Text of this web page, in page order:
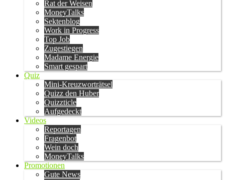
Rat der Weisen
MoneyTalks
Sektenblog
Work in Progress
Top Job
Zugestiegen
Madame Energie
Smart gespart
Quiz
Mini-Kreuzworträtsel
Quizz den Huber
Quizzticle
Aufgedeckt
Videos
Reportagen
Fragenbot
Wein doch
MoneyTalks
Promotionen
Gute News